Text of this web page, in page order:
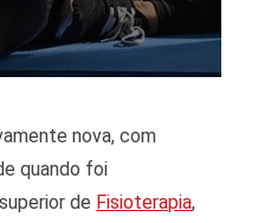
nova, com
quando foi
de Fisioterapia,